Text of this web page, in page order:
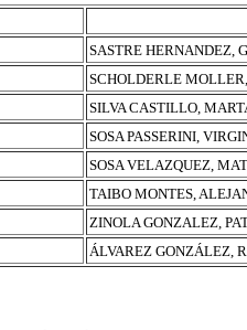
SASTRE HERNANDEZ,
SCHOLDERLE
SILVA CASTILLO,
SOSA PASSERINI,
SOSA VELAZQUEZ,
TAIBO MONTES,
ZINOLA GONZALEZ,
ÁLVAREZ GONZÁLEZ,